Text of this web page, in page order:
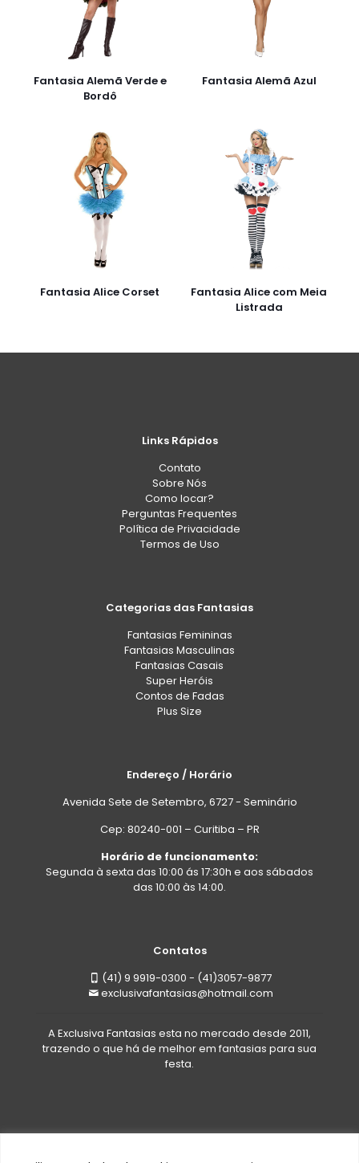
Fantasia Alemã Verde e
Bordô
Fantasia Alemã Azul
Fantasia Alice Corset
Fantasia Alice com Meia
Listrada
Links Rápidos
Contato
Sobre Nós
Como locar?
Perguntas Frequentes
Política de Privacidade
Termos de Uso
Categorias das Fantasias
Fantasias Femininas
Fantasias Masculinas
Fantasias Casais
Super Heróis
Contos de Fadas
Plus Size
Endereço / Horário
Avenida Sete de Setembro, 6727 - Seminário
Cep: 80240-001 – Curitiba – PR
Horário de funcionamento:
Segunda à sexta das 10:00 ás 17:30h e aos sábados
das 10:00 às 14:00.
Contatos
(41) 9 9919-0300 - (41)3057-9877
exclusivafantasias@hotmail.com
A Exclusiva Fantasias esta no mercado desde 2011,
trazendo o que há de melhor em fantasias para sua
festa.